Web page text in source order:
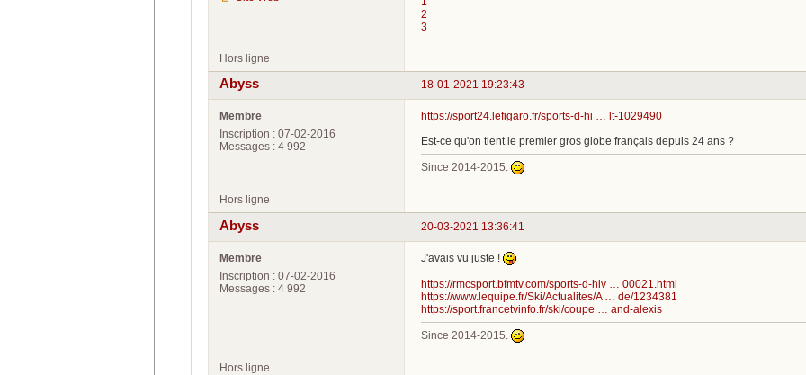
2
3
Hors ligne
18-01-2021 19:23:43
Abyss
Membre
Inscription : 07-02-2016
Messages : 4 992
https://sport24.lefigaro.fr/sports-d-hi … lt-1029490
Est-ce qu'on tient le premier gros globe français depuis 24 ans ?
Since 2014-2015.
Hors ligne
20-03-2021 13:36:41
Abyss
Membre
Inscription : 07-02-2016
Messages : 4 992
J'avais vu juste !
https://rmcsport.bfmtv.com/sports-d-hiv … 00021.html
https://www.lequipe.fr/Ski/Actualites/A … de/1234381
https://sport.francetvinfo.fr/ski/coupe … and-alexis
Since 2014-2015.
Hors ligne